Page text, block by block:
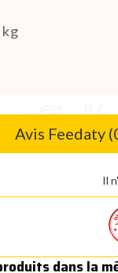
kg
Avis Feedaty
Il
dans la